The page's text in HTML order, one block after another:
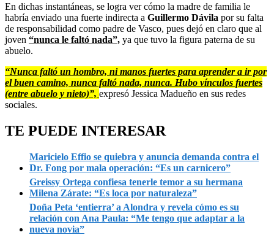
En dichas instantáneas, se logra ver cómo la madre de familia le
habría enviado una fuerte indirecta a Guillermo Dávila por su falta
de responsabilidad como padre de Vasco, pues dejó en claro que al
joven “nunca le faltó nada”, ya que tuvo la figura paterna de su
abuelo.
“Nunca faltó un hombro, ni manos fuertes para aprender a ir por
el buen camino, nunca faltó nada, nunca. Hubo vínculos fuertes
(entre abuelo y nieto)”, expresó Jessica Madueño en sus redes
sociales.
TE PUEDE INTERESAR
Maricielo Effio se quiebra y anuncia demanda contra el
Dr. Fong por mala operación: “Es un carnicero”
Greissy Ortega confiesa tenerle temor a su hermana
Milena Zárate: “Es loca por naturaleza”
Doña Peta ‘entierra’ a Alondra y revela cómo es su
relación con Ana Paula: “Me tengo que adaptar a la
nueva novia”